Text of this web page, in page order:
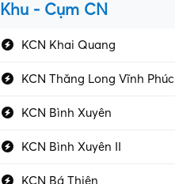
Kỹ sư cơ khí
Kỹ sư điện
Kỹ thuật cao
Kỹ thuật mạng – IT
Làm bán thời gian
Lao động phổ thông
Khu - Cụm CN
KCN Khai Quang
KCN Thăng Long Vĩnh Phúc
KCN Bình Xuyên
KCN Bình Xuyên II
KCN Bá Thiện